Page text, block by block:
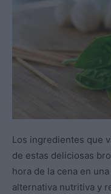
Los ingredientes que
de estas deliciosas
hora de la cena en
alternativa nutritiva y